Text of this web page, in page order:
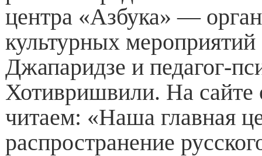
центра «Азбука» —
культурных
Джапаридзе и педагог-
Хотивришвили. На сайте
читаем: «Наша главная
распространение